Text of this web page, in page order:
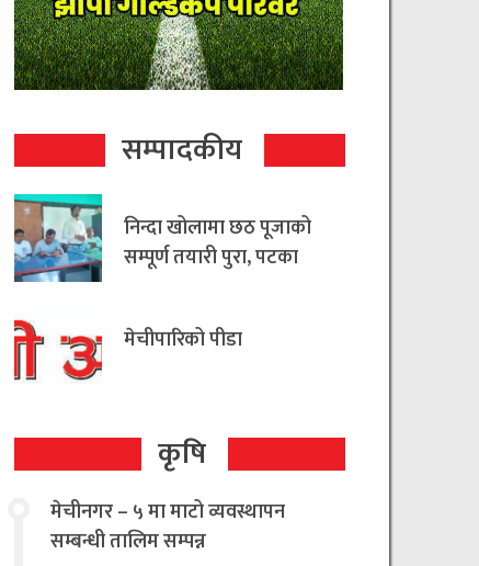
सम्पादकीय
निन्दा खोलामा छठ पूजाको
सम्पूर्ण तयारी पुरा, पटका
मेचीपारिको पीडा
कृषि
मेचीनगर – ५ मा माटो व्यवस्थापन
सम्बन्धी तालिम सम्पन्न